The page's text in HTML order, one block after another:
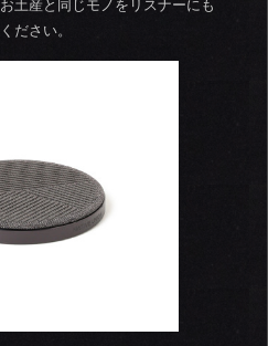
土産と同じモノをリスナーにも
ださい。